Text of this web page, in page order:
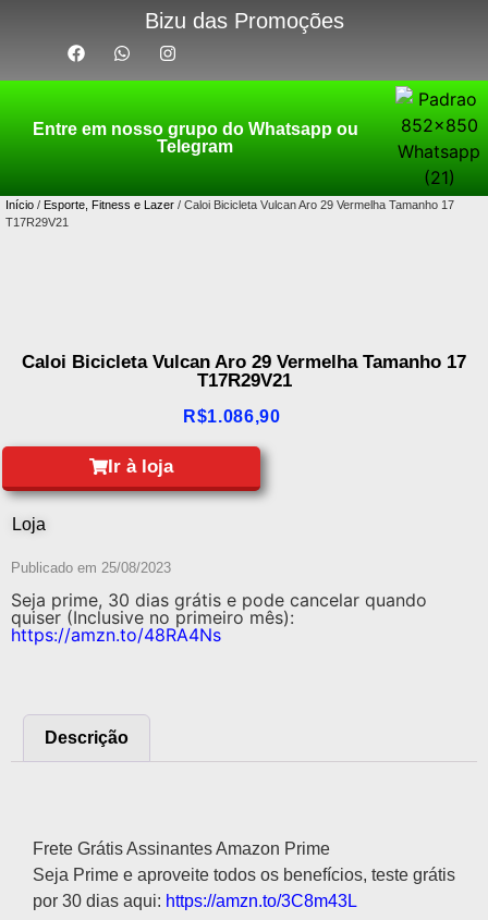
Bizu das Promoções
Entre em nosso grupo do Whatsapp ou
Telegram
Início / Esporte, Fitness e Lazer / Caloi Bicicleta Vulcan Aro 29 Vermelha Tamanho 17
T17R29V21
Caloi Bicicleta Vulcan Aro 29 Vermelha Tamanho 17
T17R29V21
R$1.086,90
Ir à loja
Loja
Publicado em 25/08/2023
Seja prime, 30 dias grátis e pode cancelar quando
quiser (Inclusive no primeiro mês):
https://amzn.to/48RA4Ns
Descrição
Frete Grátis Assinantes Amazon Prime
Seja Prime e aproveite todos os benefícios, teste grátis
por 30 dias aqui: https://amzn.to/3C8m43L